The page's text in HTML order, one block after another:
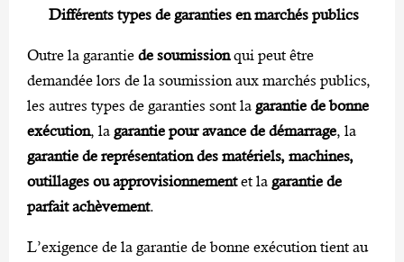
Différents types de garanties en marchés publics
Outre la garantie de soumissionqui peut être
demandée lors de la soumission aux marchés publics,
les autres types de garanties sont la garantie de bonne
exécution, la garantie pour avance de démarrage, la
garantie de représentation des matériels, machines,
outillages ou approvisionnementet la garantie de
parfait achèvement.
L’exigence de la garantie de bonne exécution tient au